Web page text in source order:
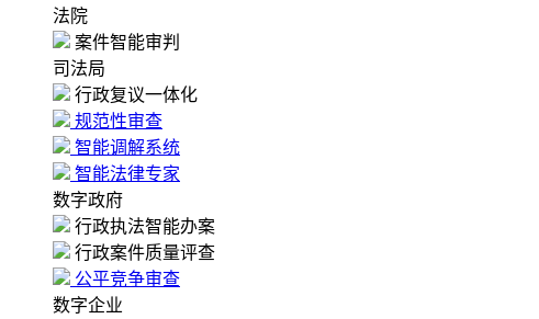
法院
案件智能审判
司法局
行政复议一体化
规范性审查
智能调解系统
智能法律专家
数字政府
行政执法智能办案
行政案件质量评查
公平竞争审查
数字企业